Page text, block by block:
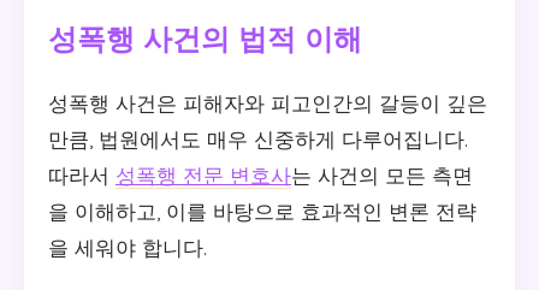
성폭행 사건의 법적 이해
성폭행 사건은 피해자와 피고인간의 갈등이 깊은
만큼, 법원에서도 매우 신중하게 다루어집니다.
따라서 성폭행 전문 변호사는 사건의 모든 측면
을 이해하고, 이를 바탕으로 효과적인 변론 전략
을 세워야 합니다.